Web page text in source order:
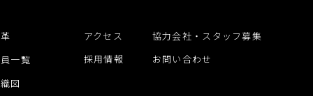
一覧
図
アクセス
採用情報
協力会社・スタッフ募集
お問い合わせ